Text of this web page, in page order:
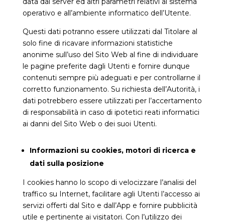
operativo e all’ambiente informatico dell’Utente.
Questi dati potranno essere utilizzati dal Titolare al
solo fine di ricavare informazioni statistiche
anonime sull’uso del Sito Web al fine di individuare
le pagine preferite dagli Utenti e fornire dunque
contenuti sempre più adeguati e per controllarne il
corretto funzionamento. Su richiesta dell’Autorità, i
dati potrebbero essere utilizzati per l’accertamento
di responsabilità in caso di ipotetici reati informatici
ai danni del Sito Web o dei suoi Utenti.
Informazioni su cookies, motori di ricerca e
dati sulla posizione
I cookies hanno lo scopo di velocizzare l’analisi del
traffico su Internet, facilitare agli Utenti l’accesso ai
servizi offerti dal Sito e dall’App e fornire pubblicità
utile e pertinente ai visitatori. Con l’utilizzo dei